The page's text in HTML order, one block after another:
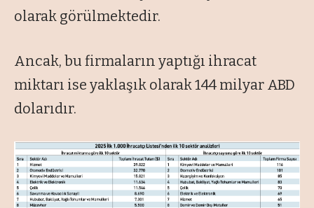
olarak görülmektedir.
Ancak, bu firmaların yaptığı ihracat
miktarı ise yaklaşık olarak 144 milyar ABD
dolarıdır.